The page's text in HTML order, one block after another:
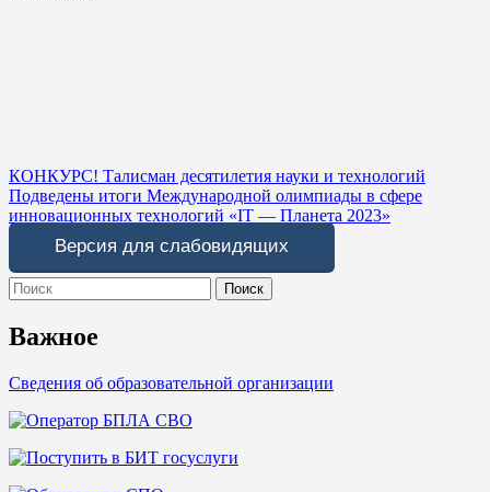
Навигация
по
записям
КОНКУРС! Талисман десятилетия науки и технологий
Подведены итоги Международной олимпиады в сфере
инновационных технологий «IT — Планета 2023»
Версия для слабовидящих
Search
for:
Важное
Сведения об образовательной организации